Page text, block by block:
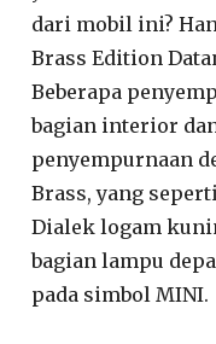
dari mobil ini?
Brass Edition
Beberapa
bagian interior
penyempurnaan
Brass, yang
Dialek logam
bagian lampu
pada simbol MINI.